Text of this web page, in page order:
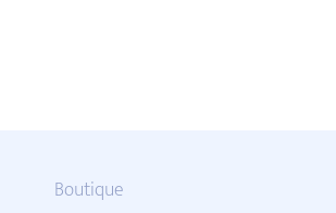
Boutique